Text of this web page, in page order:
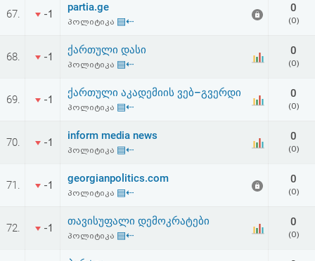
სალიცენზიო
შეთანხმება
პასუხისმგებლობის
უარყოფა
67. -1
partia.ge
პოლიტიკა ▤⇠
0
(0)
68. -1
ქართული დასი
პოლიტიკა ▤⇠
0
(0)
69. -1
ქართული აკადემიის ვებ–გვერდი
პოლიტიკა ▤⇠
0
(0)
70. -1
inform media news
პოლიტიკა ▤⇠
0
(0)
71. -1
georgianpolitics.com
პოლიტიკა ▤⇠
0
(0)
72. -1
თავისუფალი დემოკრატები
პოლიტიკა ▤⇠
0
(0)